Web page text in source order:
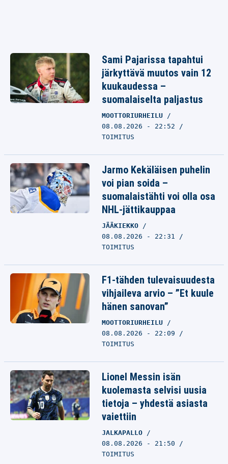
Sami Pajarissa tapahtui
järkyttävä muutos vain 12
kuukaudessa –
suomalaiselta paljastus
MOOTTORIURHEILU
08.08.2026 - 22:52
TOIMITUS
Jarmo Kekäläisen puhelin
voi pian soida –
suomalaistähti voi olla osa
NHL-jättikauppaa
JÄÄKIEKKO
08.08.2026 - 22:31
TOIMITUS
F1-tähden tulevaisuudesta
vihjaileva arvio – ”Et kuule
hänen sanovan”
MOOTTORIURHEILU
08.08.2026 - 22:09
TOIMITUS
Lionel Messin isän
kuolemasta selvisi uusia
tietoja – yhdestä asiasta
vaiettiin
JALKAPALLO
08.08.2026 - 21:50
TOIMITUS